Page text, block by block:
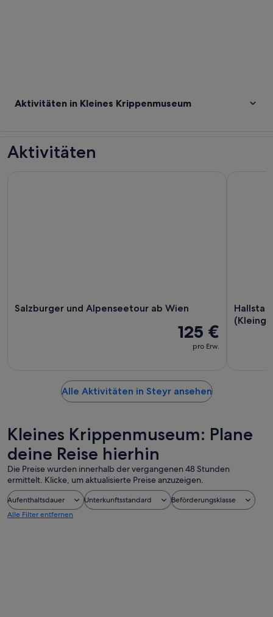
Aktivitäten in Kleines Krippenmuseum
Aktivitäten
Salzburger und Alpenseetour ab Wien
125 €
pro Erw.
Alle Aktivitäten in Steyr ansehen
Kleines Krippenmuseum: Plane
deine Reise hierhin
Die Preise wurden innerhalb der vergangenen 48 Stunden
ermittelt. Klicke, um aktualisierte Preise anzuzeigen.
Aufenthaltsdauer Unterkunftsstandard
Beförderungsklasse
Alle Filter entfernen